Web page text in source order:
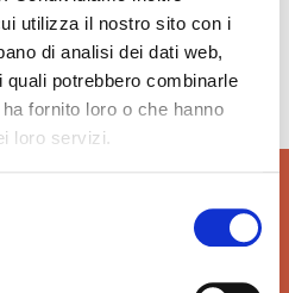
utilizza il nostro sito con i
di analisi dei dati web,
potrebbero combinarle
fornito loro o che hanno
loro servizi.
info@rubinetteria.com
- 12.00 / 13.30 - 18.00
SICUREZZA